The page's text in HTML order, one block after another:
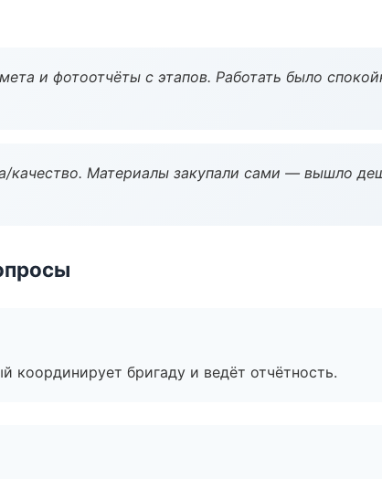
и фотоотчёты с этапов. Работать было
качество. Материалы закупали сами — вышло
координирует бригаду и ведёт отчётность.